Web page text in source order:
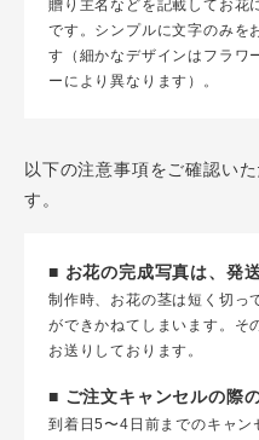
贈り主名などを記載してお花
です。シンプルに文字のみを
す（細かなデザインはフラワ
ーにより異なります）。
以下の注意事項をご確認い
す。
■ お花の完成写真は、発
制作時、お花の茎は短く切っ
ができかねてしまいます。そ
お送りしております。
■ ご注文キャンセルの際
到着日5〜4日前までのキャン